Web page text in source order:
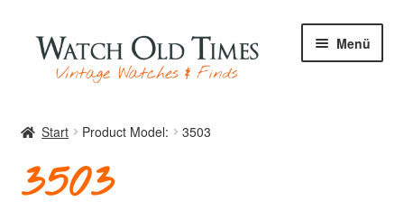
Zur
Navigation
springen
Zum
Inhalt
springen
Menü
Uhren
Start Product Model: 3503
3503